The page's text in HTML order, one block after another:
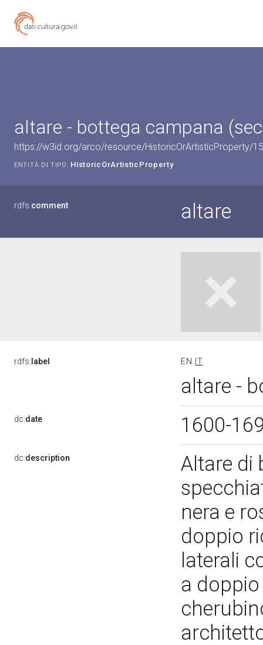
altare - bottega campana
https://w3id.org/arco/resource/HistoricOrArtisticProperty/
ENTITÀ DI TIPO: HistoricOrArtisticProperty
rdfs:comment altare
rdfs: label EN IT
altare -
dc:date 1600-
dc:description
Altare di
nera e
doppio
laterali
a